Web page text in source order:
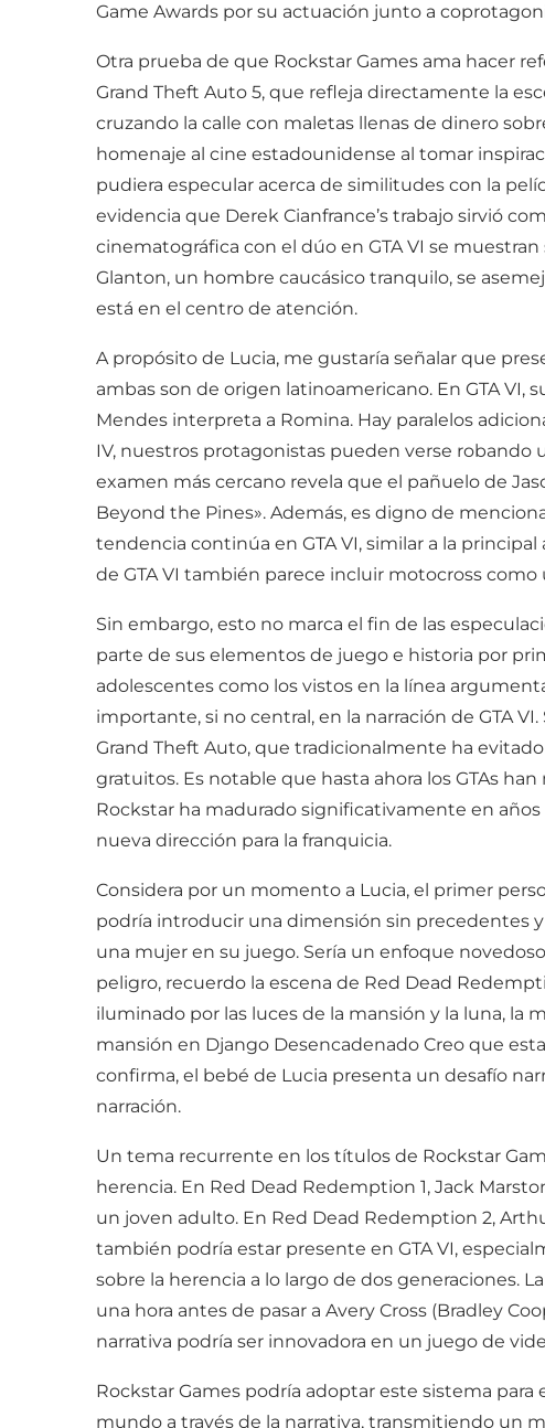
Game Awards por su actuación junto a
Otra prueba de que Rockstar Games ama hacer
Grand Theft Auto 5, que refleja directamente la
cruzando la calle con maletas llenas de dinero
homenaje al cine estadounidense al tomar
pudiera especular acerca de similitudes con la
evidencia que Derek Cianfrance’s trabajo sirvió
cinematográfica con el dúo en GTA VI se
Glanton, un hombre caucásico tranquilo, se
está en el centro de atención.
A propósito de Lucia, me gustaría señalar que
ambas son de origen latinoamericano. En GTA VI,
Mendes interpreta a Romina. Hay paralelos
IV, nuestros protagonistas pueden verse robando
examen más cercano revela que el pañuelo de
Beyond the Pines». Además, es digno de
tendencia continúa en GTA VI, similar a la
de GTA VI también parece incluir motocross
Sin embargo, esto no marca el fin de las
parte de sus elementos de juego e historia por
adolescentes como los vistos en la línea
importante, si no central, en la narración de GTA
Grand Theft Auto, que tradicionalmente ha
gratuitos. Es notable que hasta ahora los GTAs
Rockstar ha madurado significativamente en
nueva dirección para la franquicia.
Considera por un momento a Lucia, el primer
podría introducir una dimensión sin precedentes
una mujer en su juego. Sería un enfoque
peligro, recuerdo la escena de Red Dead
iluminado por las luces de la mansión y la luna, la
mansión en Django Desencadenado Creo que
confirma, el bebé de Lucia presenta un desafío
narración.
Un tema recurrente en los títulos de Rockstar
herencia. En Red Dead Redemption 1, Jack
un joven adulto. En Red Dead Redemption 2,
también podría estar presente en GTA VI,
sobre la herencia a lo largo de dos generaciones.
una hora antes de pasar a Avery Cross (Bradley
narrativa podría ser innovadora en un juego de
Rockstar Games podría adoptar este sistema
mundo a través de la narrativa, transmitiendo un